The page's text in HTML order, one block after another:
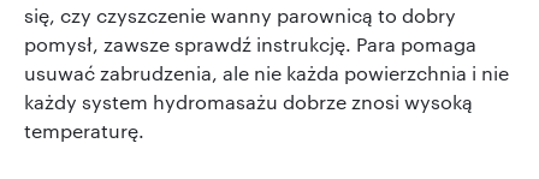
się, czy czyszczenie wanny parownicą to dobry
pomysł, zawsze sprawdź instrukcję. Para pomaga
usuwać zabrudzenia, ale nie każda powierzchnia i nie
każdy system hydromasażu dobrze znosi wysoką
temperaturę.